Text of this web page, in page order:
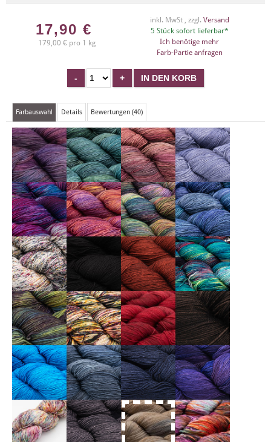
17,90 €
179,00 € pro 1 kg
inkl. MwSt , zzgl. Versand
5 Stück sofort lieferbar*
Ich benötige mehr
Farb-Partie anfragen
Farbauswahl Details Bewertungen (40)